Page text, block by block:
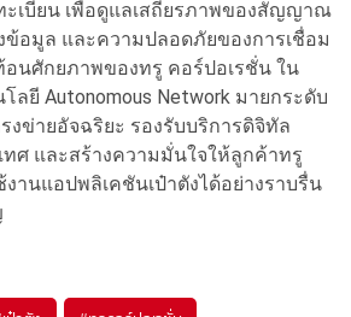
ะเบียน เพื่อดูแลเสถียรภาพของสัญญาณ
ข้อมูล และความปลอดภัยของการเชื่อม
อนศักยภาพของทรู คอร์ปอเรชั่น ใน
ลยี Autonomous Network มายกระดับ
งข่ายอัจฉริยะ รองรับบริการดิจิทัล
ศ และสร้างความมั่นใจให้ลูกค้าทรู
านแอปพลิเคชันเป๋าตังได้อย่างราบรื่น